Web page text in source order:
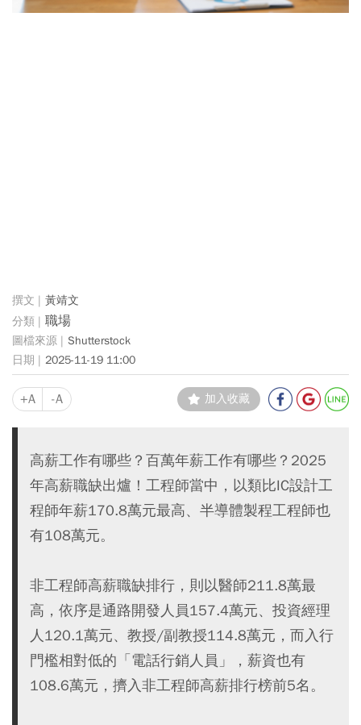
黃靖文
職場
Shutterstock
2025-11-19 11:00
+A -A 加入收藏
高薪工作有哪些？百萬年薪工作有哪些？2025
年高薪職缺出爐！工程師當中，以類比IC設計工
程師年薪170.8萬元最高、半導體製程工程師也
有108萬元。
非工程師高薪職缺排行，則以醫師211.8萬最
高，依序是通路開發人員157.4萬元、投資經理
人120.1萬元、教授/副教授114.8萬元，而入行
門檻相對低的「電話行銷人員」，薪資也有
108.6萬元，擠入非工程師高薪排行榜前5名。